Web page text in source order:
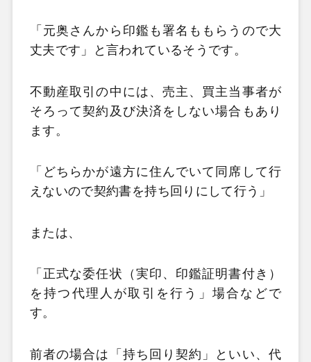
「元奥さんから印鑑も署名ももらうので大
丈夫です」と言われているそうです。
不動産取引の中には、売主、買主当事者が
そろって契約及び決済をしない場合もあり
ます。
「どちらかが遠方に住んでいて同席して行
えないので契約書を持ち回りにして行う」
または、
「正式な委任状（実印、印鑑証明書付き）
を持つ代理人が取引を行う」場合などで
す。
前者の場合は「持ち回り契約」といい、代